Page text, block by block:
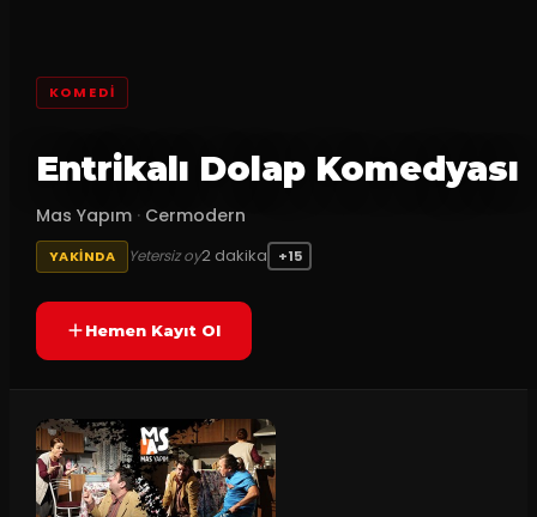
KOMEDI
Entrikalı Dolap Komedyası
Mas Yapım · Cermodern
YAKINDA Yetersiz oy2 dakika +15
Hemen Kayıt Ol